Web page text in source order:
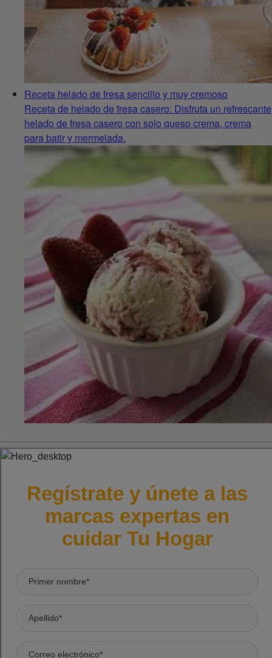
Receta helado de fresa sencillo y muy cremoso
Receta de helado de fresa casero: Disfruta un refrescante
helado de fresa casero con solo queso crema, crema
para batir y mermelada.